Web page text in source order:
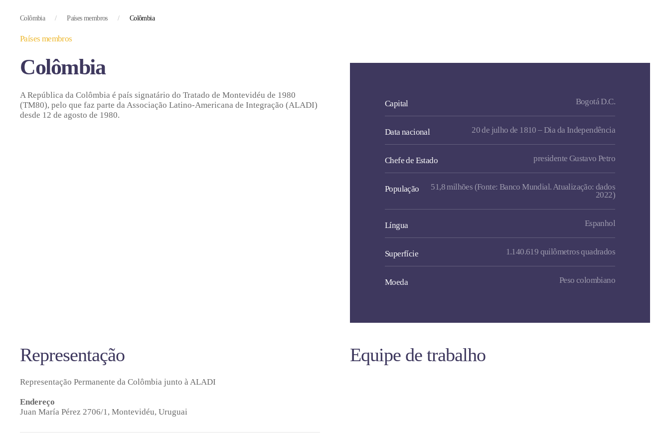
Colômbia Países membros Colômbia
Países membros
Colômbia
A República da Colômbia é país signatário do Tratado de Montevidéu de 1980
(TM80), pelo que faz parte da Associação Latino-Americana de Integração (ALADI)
desde 12 de agosto de 1980.
Capital Bogotá D.C.
Data nacional 20 de julho de 1810 – Dia da Independência
Chefe de Estado presidente Gustavo Petro
População
51,8 milhões (Fonte: Banco Mundial. Atualização: dados
2022)
Língua Espanhol
Superfície 1.140.619 quilômetros quadrados
Moeda Peso colombiano
Representação
Representação Permanente da Colômbia junto à ALADI
Endereço
Juan María Pérez 2706/1, Montevidéu, Uruguai
Equipe de trabalho